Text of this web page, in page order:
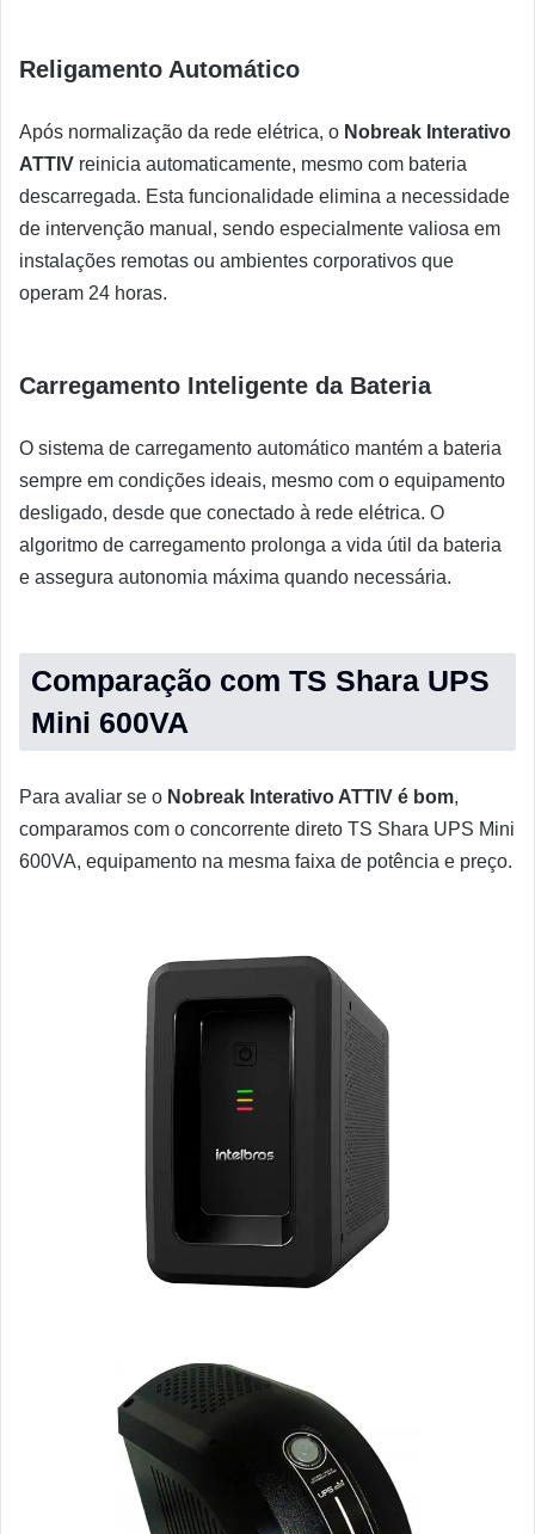
Religamento Automático
Após normalização da rede elétrica, o Nobreak Interativo
ATTIV reinicia automaticamente, mesmo com bateria
descarregada. Esta funcionalidade elimina a necessidade
de intervenção manual, sendo especialmente valiosa em
instalações remotas ou ambientes corporativos que
operam 24 horas.
Carregamento Inteligente da Bateria
O sistema de carregamento automático mantém a bateria
sempre em condições ideais, mesmo com o equipamento
desligado, desde que conectado à rede elétrica. O
algoritmo de carregamento prolonga a vida útil da bateria
e assegura autonomia máxima quando necessária.
Comparação com TS Shara UPS
Mini 600VA
Para avaliar se o Nobreak Interativo ATTIV é bom,
comparamos com o concorrente direto TS Shara UPS Mini
600VA, equipamento na mesma faixa de potência e preço.